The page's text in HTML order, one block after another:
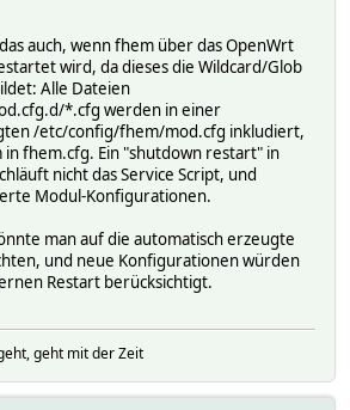
auch, wenn fhem über das OpenWrt
wird, da dieses die Wildcard/Glob
Alle Dateien
*.cfg werden in einer
/etc/config/fhem/mod.cfg inkludiert,
in fhem.cfg. Ein "shutdown restart" in
nicht das Service Script, und
Modul-Konfigurationen.
man auf die automatisch erzeugte
und neue Konfigurationen würden
Restart berücksichtigt.
geht mit der Zeit